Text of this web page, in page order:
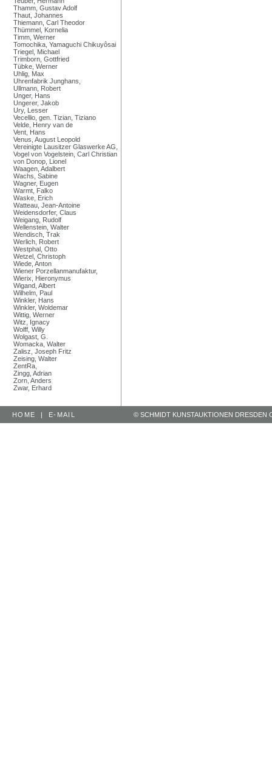
Thamm, Gustav Adolf
Thaut, Johannes
Thiemann, Carl Theodor
Thümmel, Kornelia
Timm, Werner
Tomochika, Yamaguchi Chikuyôsai
Triegel, Michael
Trimborn, Gottfried
Tübke, Werner
Uhlig, Max
Uhrenfabrik Junghans,
Ullmann, Robert
Unger, Hans
Ungerer, Jakob
Ury, Lesser
Vecellio, gen. Tizian, Tiziano
Velde, Henry van de
Vent, Hans
Venus, August Leopold
Vereinigte Lausitzer Glaswerke AG,
Vogel von Vogelstein, Carl Christian
von Donop, Lionel
Waagen, Adalbert
Wachs, Sabine
Wagner, Eugen
Warmt, Falko
Waske, Erich
Watteau, Jean-Antoine
Weidensdorfer, Claus
Weigang, Rudolf
Wellenstein, Walter
Wendisch, Trak
Werlich, Robert
Westphal, Otto
Wetzel, Christoph
Wiede, Anton
Wiener Porzellanmanufaktur,
Wierix, Hieronymus
Wigand, Albert
Wilhelm, Paul
Winkler, Hans
Winkler, Woldemar
Wittig, Werner
Witz, Ignacy
Wolff, Willy
Wolgast, G.
Womacka, Walter
Zalisz, Joseph Fritz
Zeising, Walter
ZentRa,
Zingg, Adrian
Zorn, Anders
Zwar, Erhard
HOME | E-MAIL © SCHMIDT KUNSTAUKTIONEN DRESDEN